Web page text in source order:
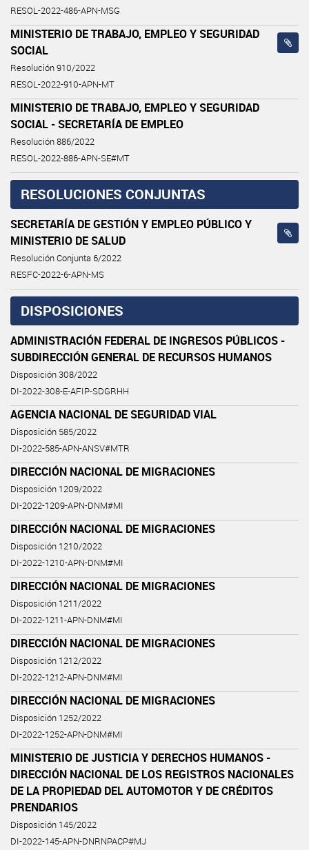
RESOL-2022-486-APN-MSG
MINISTERIO DE TRABAJO, EMPLEO Y SEGURIDAD
SOCIAL
Resolución 910/2022
RESOL-2022-910-APN-MT
MINISTERIO DE TRABAJO, EMPLEO Y SEGURIDAD
SOCIAL - SECRETARÍA DE EMPLEO
Resolución 886/2022
RESOL-2022-886-APN-SE#MT
RESOLUCIONES CONJUNTAS
SECRETARÍA DE GESTIÓN Y EMPLEO PÚBLICO Y
MINISTERIO DE SALUD
Resolución Conjunta 6/2022
RESFC-2022-6-APN-MS
DISPOSICIONES
ADMINISTRACIÓN FEDERAL DE INGRESOS PÚBLICOS -
SUBDIRECCIÓN GENERAL DE RECURSOS HUMANOS
Disposición 308/2022
DI-2022-308-E-AFIP-SDGRHH
AGENCIA NACIONAL DE SEGURIDAD VIAL
Disposición 585/2022
DI-2022-585-APN-ANSV#MTR
DIRECCIÓN NACIONAL DE MIGRACIONES
Disposición 1209/2022
DI-2022-1209-APN-DNM#MI
DIRECCIÓN NACIONAL DE MIGRACIONES
Disposición 1210/2022
DI-2022-1210-APN-DNM#MI
DIRECCIÓN NACIONAL DE MIGRACIONES
Disposición 1211/2022
DI-2022-1211-APN-DNM#MI
DIRECCIÓN NACIONAL DE MIGRACIONES
Disposición 1212/2022
DI-2022-1212-APN-DNM#MI
DIRECCIÓN NACIONAL DE MIGRACIONES
Disposición 1252/2022
DI-2022-1252-APN-DNM#MI
MINISTERIO DE JUSTICIA Y DERECHOS HUMANOS -
DIRECCIÓN NACIONAL DE LOS REGISTROS NACIONALES
DE LA PROPIEDAD DEL AUTOMOTOR Y DE CRÉDITOS
PRENDARIOS
Disposición 145/2022
DI-2022-145-APN-DNRNPACP#MJ